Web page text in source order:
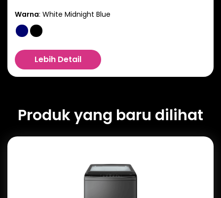
Warna: White Midnight Blue
Lebih Detail
Produk yang baru dilihat